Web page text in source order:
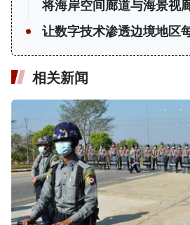
将海岸空间廊道与海景视
让数字技术渗透边境地区
相关新闻